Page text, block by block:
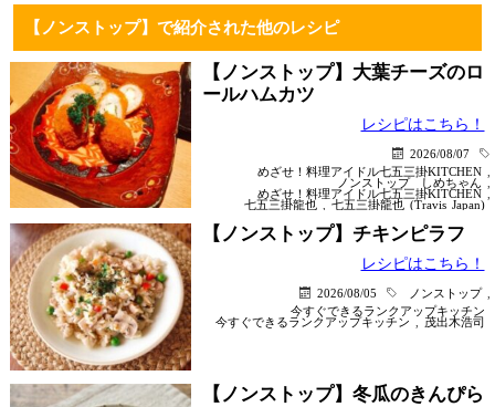
【ノンストップ】で紹介された他のレシピ
【ノンストップ】大葉チーズのロ
ールハムカツ
レシピはこちら！
2026/08/07
めざせ！料理アイドル七五三掛KITCHEN
ノンストップ
しめちゃん
,
めざせ！料理アイドル七五三掛KITCHEN ,
七五三掛龍也
七五三掛龍也 (Travis Japan)
【ノンストップ】チキンピラフ
レシピはこちら！
2026/08/05 ノンストップ
今すぐできるランクアップキッチン
今すぐできるランクアップキッチン
茂出木浩司
【ノンストップ】冬瓜のきんぴら